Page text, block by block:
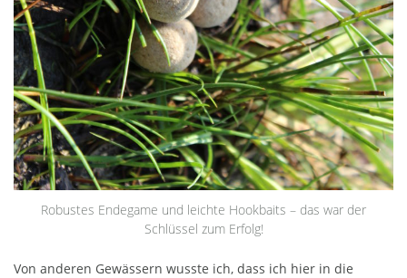
Robustes Endegame und leichte Hookbaits – das war der
Schlüssel zum Erfolg!
Von anderen Gewässern wusste ich, dass ich hier in die